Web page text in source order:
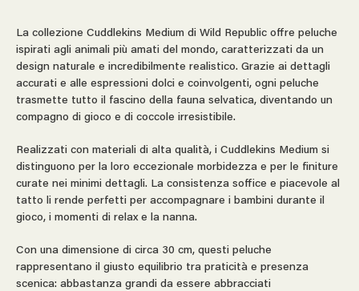
La collezione Cuddlekins Medium di Wild Republic offre peluche
ispirati agli animali più amati del mondo, caratterizzati da un
design naturale e incredibilmente realistico. Grazie ai dettagli
accurati e alle espressioni dolci e coinvolgenti, ogni peluche
trasmette tutto il fascino della fauna selvatica, diventando un
compagno di gioco e di coccole irresistibile.
Realizzati con materiali di alta qualità, i Cuddlekins Medium si
distinguono per la loro eccezionale morbidezza e per le finiture
curate nei minimi dettagli. La consistenza soffice e piacevole al
tatto li rende perfetti per accompagnare i bambini durante il
gioco, i momenti di relax e la nanna.
Con una dimensione di circa 30 cm, questi peluche
rappresentano il giusto equilibrio tra praticità e presenza
scenica: abbastanza grandi da essere abbracciati